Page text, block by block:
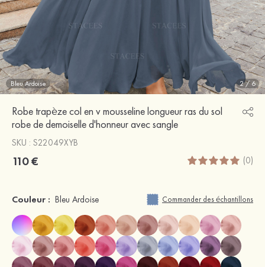
Bleu Ardoise 2/6
Robe trapèze col en v mousseline longueur ras du sol
robe de demoiselle d'honneur avec sangle
SKU : S22049XYB
110 € (0)
Couleur : Bleu Ardoise Commander des échantillons